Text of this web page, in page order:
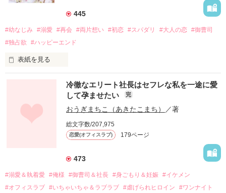
445
#幼なじみ #溺愛 #再会 #両片想い #初恋 #スパダリ #大人の恋 #御曹司
#独占欲
#ハッピーエンド
表紙を見る
幼なじみの哲平に淡い恋心を抱いていた美桜。
しかし、ある出来事をきっかけに二人の関係は壊れてしまう。
関係修復もできないまま、美桜は両親の離婚によって
引っ越すことになり、哲平とも離れ離れになった。
それから約十二年後。
過去の傷から、二度と会いたくないと思っていた哲平に
運命のような再会を果たす。
冷徹なエリート社長はセフレな私を一途に愛
して孕ませたい
完
おうぎまちこ（あきたこまち） ／著
総文字数/207,975
恋愛(オフィスラブ) 179ページ
473
#溺愛＆執着愛 #俺様 #御曹司＆社長 #身ごもり＆妊娠 #イケメン
#オフィスラブ #いちゃいちゃ＆ラブラブ #虐げられヒロイン
#ワンナイト